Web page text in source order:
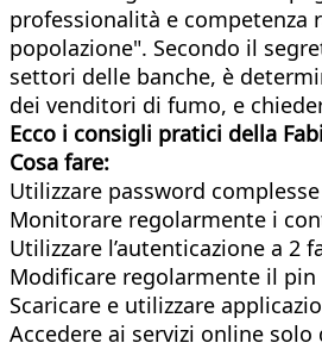
professionalità e competenza
popolazione". Secondo il
settori delle banche, è
dei venditori di fumo, e
Ecco i consigli pratici della
Cosa fare:
Utilizzare password
Monitorare regolarmente i
Utilizzare l’autenticazione a
Modificare regolarmente il
Scaricare e utilizzare
Accedere ai servizi online